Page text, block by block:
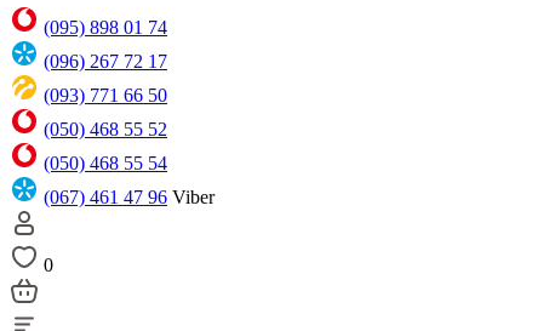
(095) 898 01 74
(096) 267 72 17
(093) 771 66 50
(050) 468 55 52
(050) 468 55 54
(067) 461 47 96 Viber
0